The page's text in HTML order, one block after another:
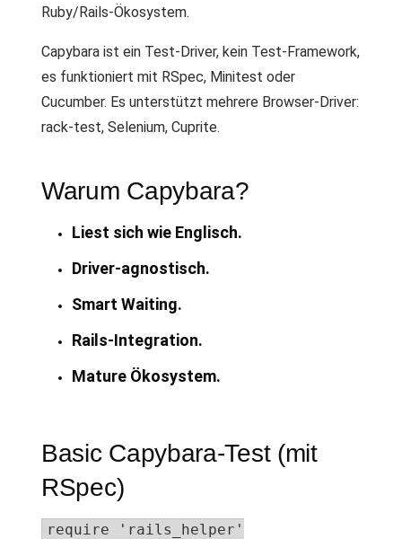
Ruby/Rails-Ökosystem.
Capybara ist ein Test-Driver, kein Test-Framework,
es funktioniert mit RSpec, Minitest oder
Cucumber. Es unterstützt mehrere Browser-Driver:
rack-test, Selenium, Cuprite.
Warum Capybara?
Liest sich wie Englisch.
Driver-agnostisch.
Smart Waiting.
Rails-Integration.
Mature Ökosystem.
Basic Capybara-Test (mit
RSpec)
require 'rails_helper'